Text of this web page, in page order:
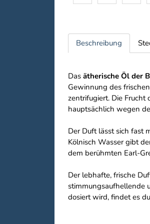
Beschreibung
Das ätherische Öl der
Gewinnung des
zentrifugiert. Die Frucht
hauptsächlich wegen
Der Duft lässt sich fast
Kölnisch Wasser gibt
dem berühmten Earl-
Der lebhafte, frische
stimmungsaufhellende
dosiert wird, findet es